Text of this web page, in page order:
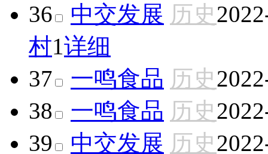
36
中交发展 历史
村1详细
37
一鸣食品 历史
38
一鸣食品 历史
39
中交发展 历史